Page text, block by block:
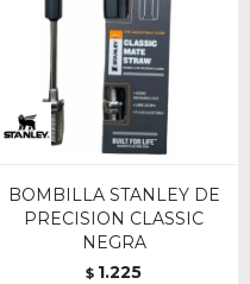
BOMBILLA STANLEY DE
PRECISION CLASSIC
NEGRA
$ 1.225